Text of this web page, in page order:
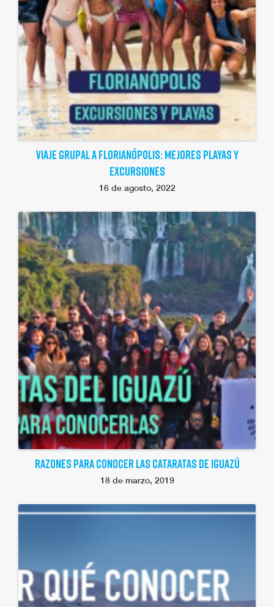
VIAJE GRUPAL A FLORIANÓPOLIS: MEJORES PLAYAS Y
EXCURSIONES
16 de agosto, 2022
RAZONES PARA CONOCER LAS CATARATAS DE IGUAZÚ
18 de marzo, 2019